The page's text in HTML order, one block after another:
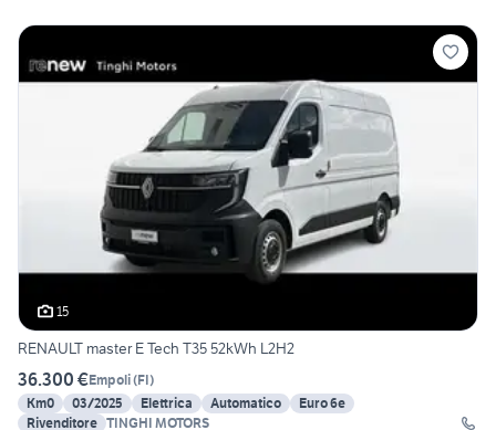
15
RENAULT master E Tech T35 52kWh L2H2
36.300 €Empoli(FI)
Km0
03/2025 Elettrica Automatico
Euro 6e
Rivenditore TINGHI MOTORS